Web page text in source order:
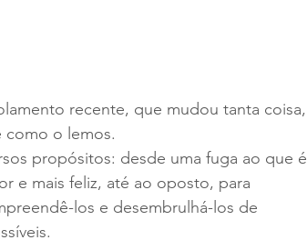
recente, que mudou tanta coisa,
como o lemos.
propósitos: desde uma fuga ao que é
e mais feliz, até ao oposto, para
los e desembrulhá-los de